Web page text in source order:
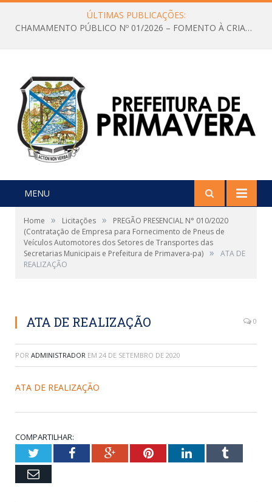
ÚLTIMAS PUBLICAÇÕES:
CHAMAMENTO PÚBLICO Nº 01/2026 – FOMENTO À CRIAÇÃO E A CIRCULAÇÃO DE PRODUÇÕES CULTURAIS – Aldir Blanc
MENU
Home » Licitações »
PREGÃO PRESENCIAL N° 010/2020
(Contratação de Empresa para Fornecimento de Pneus de
Veículos Automotores dos Setores de Transportes das
Secretarias Municipais e Prefeitura de Primavera-pa) »
ATA DE
REALIZAÇÃO
ATA DE REALIZAÇÃO 0
POR ADMINISTRADOR EM 24 DE SETEMBRO DE 2020
ATA DE REALIZAÇÃO
COMPARTILHAR:
TwitterFacebookGoogle+PinterestLinkedInTumblr
Email